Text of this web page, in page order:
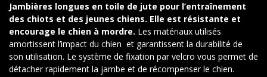
Jambières longues en toile de jute pour l’entraînement
des chiots et des jeunes chiens. Elle est résistante et
encourage le chien à mordre. Les matériaux utilisés
amortissent l’impact du chien et garantissent la durabilité de
son utilisation. Le système de fixation par velcro vous permet de
détacher rapidement la jambe et de récompenser le chien.